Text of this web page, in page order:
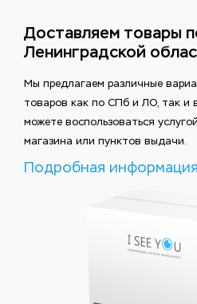
Доставляем товары
Ленинградской
Мы предлагаем различные
товаров как по СПб и ЛО, так и
можете воспользоваться
магазина или пунктов выдачи.
Подробная